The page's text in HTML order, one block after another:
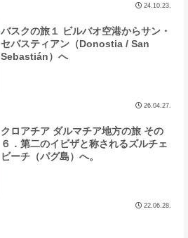
24.10.23.
バスクの旅１ ビルバオ空港からサン・
セバスティアン（Donostia / San
Sebastián）へ
26.04.27.
クロアチア ダルマチア地方の旅 その
６．第二のイビザと称されるズルチェ
ビーチ（パグ島）へ。
22.06.28.